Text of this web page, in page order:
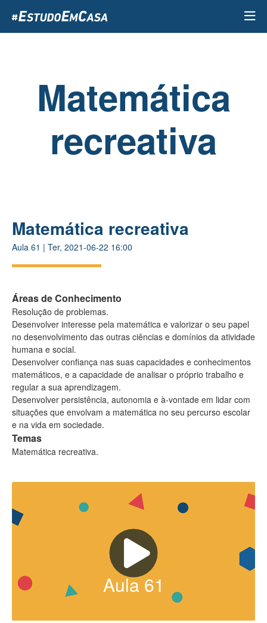
para
o
Matemática
recreativa
Matemática recreativa
Aula 61 | Ter, 2021-06-22 16:00
Áreas de Conhecimento
Resolução de problemas.
Desenvolver interesse pela matemática e valorizar o seu papel
no desenvolvimento das outras ciências e domínios da atividade
humana e social.
Desenvolver confiança nas suas capacidades e conhecimentos
matemáticos, e a capacidade de analisar o próprio trabalho e
regular a sua aprendizagem.
Desenvolver persistência, autonomia e à-vontade em lidar com
situações que envolvam a matemática no seu percurso escolar
e na vida em sociedade.
Temas
Matemática recreativa.
Aula61